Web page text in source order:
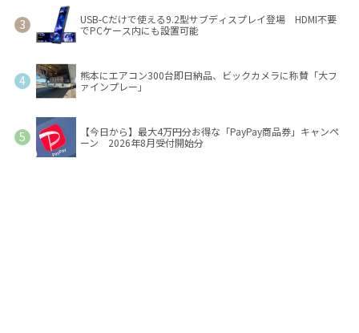
USB-Cだけで使える9.2型サブディスプレイ登場 HDMI不要
でPCケース内にも設置可能
熊本にエアコン300台即日納品、ビックカメラに称賛「大フ
ァインプレー」
【今日から】最大4万円分お得な「PayPay商品券」キャンペ
ーン 2026年8月受付開始分